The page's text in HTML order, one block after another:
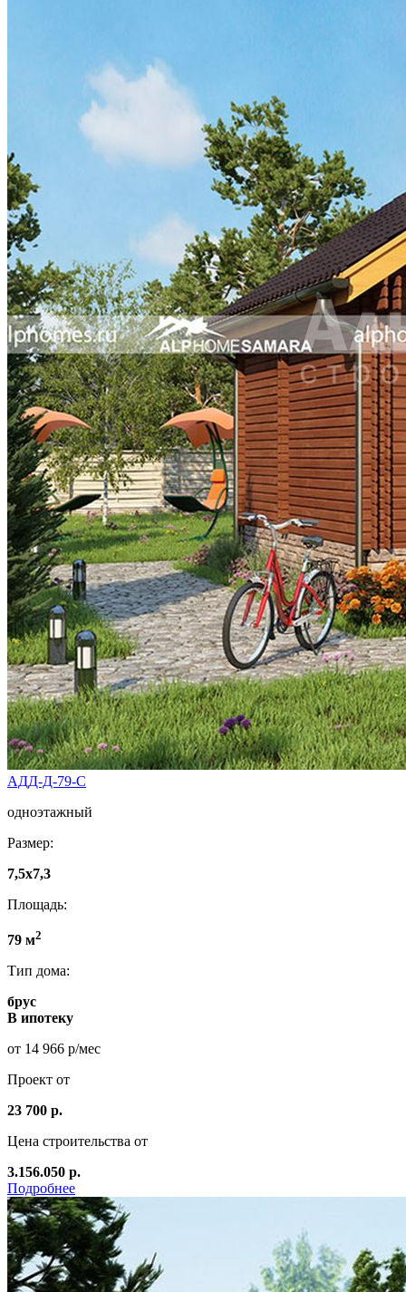
АДД-Д-79-С
одноэтажный
Размер:
7,5x7,3
Площадь:
79 м2
Тип дома:
брус
В ипотеку
от 14 966 р/мес
Проект от
23 700 р.
Цена строительства от
3.156.050 р.
Подробнее